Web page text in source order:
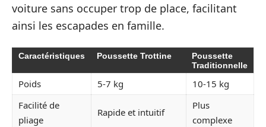
voiture sans occuper trop de place, facilitant
ainsi les escapades en famille.
Caractéristiques Poussette Trottine
Poussette
Traditionnelle
Poids 5-7 kg
10-15 kg
Facilité de
pliage
Rapide et intuitif
Plus
complexe